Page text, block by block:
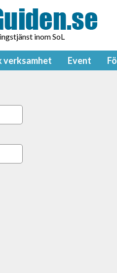
inom SoL
verksamhet Event